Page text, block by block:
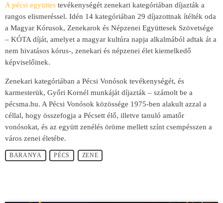
A pécsi együttes tevékenységét zenekari kategóriában díjazták a
rangos elismeréssel. Idén 14 kategóriában 29 díjazottnak ítélték oda
a Magyar Kórusok, Zenekarok és Népzenei Együttesek Szövetsége
– KÓTA díját, amelyet a magyar kultúra napja alkalmából adtak át a
nem hivatásos kórus-, zenekari és népzenei élet kiemelkedő
képviselőinek.
Zenekari kategóriában a Pécsi Vonósok tevékenységét, és
karmesterük, Győri Kornél munkáját díjazták – számolt be a
pécsma.hu. A Pécsi Vonósok közössége 1975-ben alakult azzal a
céllal, hogy összefogja a Pécsett élő, illetve tanuló amatőr
vonósokat, és az együtt zenélés öröme mellett színt csempésszen a
város zenei életébe.
BARANYA PÉCS ZENE